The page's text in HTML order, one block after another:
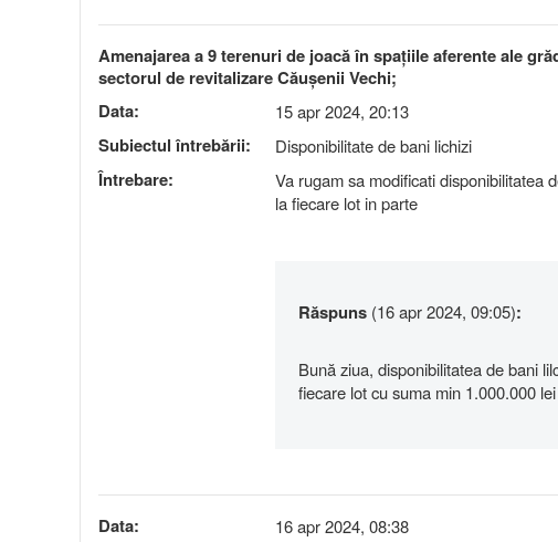
Amenajarea a 9 terenuri de joacă în spațiile aferente ale
sectorul de revitalizare Căușenii Vechi;
Data:
15 apr 2024, 20:13
Subiectul întrebării: Disponibilitate de bani lichizi
Întrebare:
Va rugam sa modificati disponibilitatea
la fiecare lot in parte
Răspuns (16 apr 2024, 09:05):
Bună ziua, disponibilitatea de bani
fiecare lot cu suma min 1.000.000 lei
Data: 16 apr 2024, 08:38